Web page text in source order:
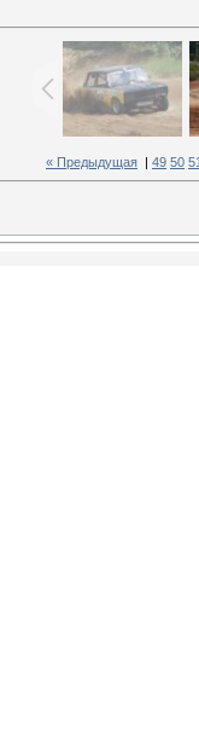
« Предыдущая 49 50